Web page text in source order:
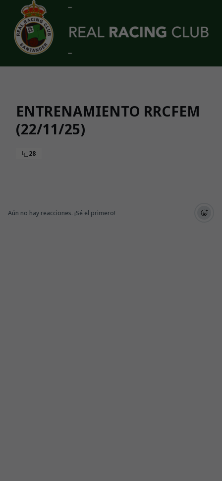
Skip to main content
ENTRENAMIENTO RRCFEM
(22/11/25)
28
Aún no hay reacciones. ¡Sé el primero!